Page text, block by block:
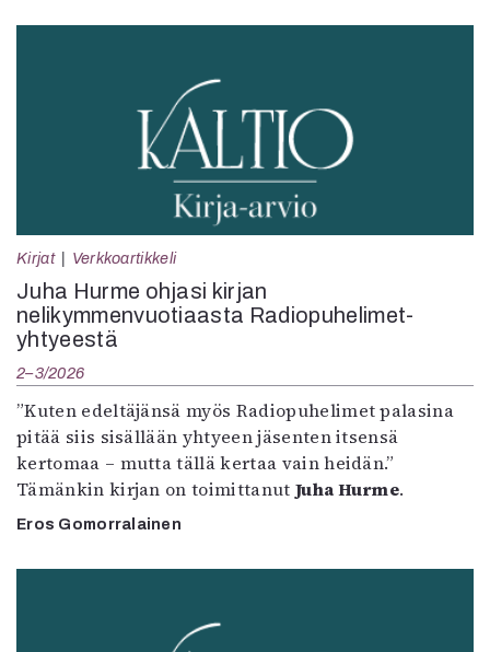
Kirjat Verkkoartikkeli
Juha Hurme ohjasi kirjan
nelikymmenvuotiaasta Radiopuhelimet-
yhtyeestä
2–3/2026
”Kuten edeltäjänsä myös Radiopuhelimet palasina
pitää siis sisällään yhtyeen jäsenten itsensä
kertomaa – mutta tällä kertaa vain heidän.”
Tämänkin kirjan on toimittanut Juha Hurme.
Eros Gomorralainen